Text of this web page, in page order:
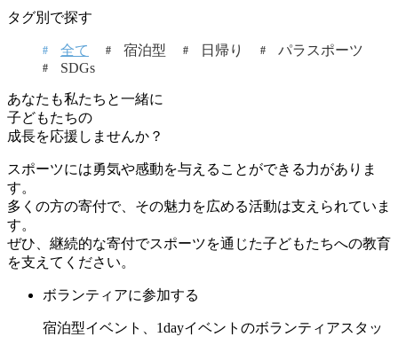
タグ別で探す
全て 宿泊型 日帰り
パラスポーツ
SDGs
あなたも私たちと一緒に
子どもたちの
成長を応援しませんか？
スポーツには勇気や感動を与えることができる力がありま
す。
多くの方の寄付で、その魅力を広める活動は支えられていま
す。
ぜひ、継続的な寄付でスポーツを通じた子どもたちへの教育
を支えてください。
ボランティアに参加する
宿泊型イベント、1dayイベントのボランティアスタッ